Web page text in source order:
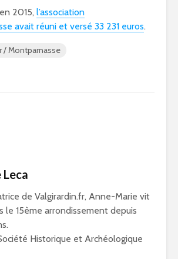
2015, l’association
avait réuni et versé 33 231 euros.
/ Montparnasse
de Valgirardin.fr, Anne-Marie vit
le 15ème arrondissement depuis
Historique et Archéologique